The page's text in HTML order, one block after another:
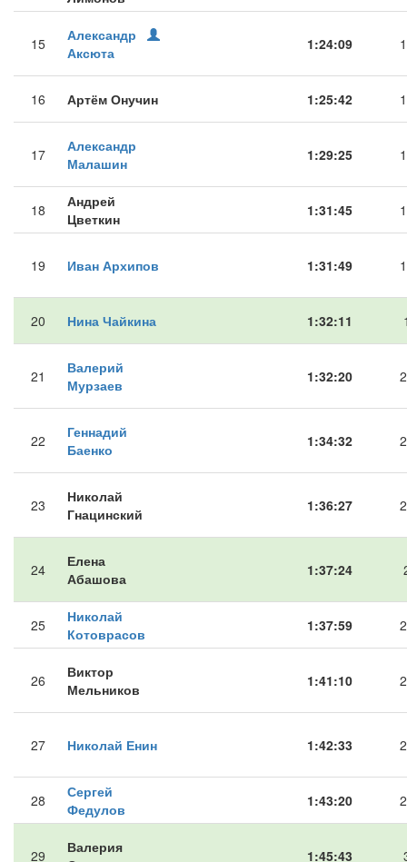
15
Александр
Аксюта
1:24:09
16 Артём Онучин 1:25:42
17
Александр
Малашин
1:29:25
18
Андрей
Цветкин
1:31:45
19 Иван Архипов 1:31:49
20 Нина Чайкина 1:32:11
21
Валерий
Мурзаев
1:32:20
22
Геннадий
Баенко
1:34:32
23
Николай
Гнацинский
1:36:27
24
Елена
Абашова
1:37:24
25
Николай
Котоврасов
1:37:59
26
Виктор
Мельников
1:41:10
27 Николай Енин 1:42:33
28
Сергей
Федулов
1:43:20
29
Валерия
1:45:43